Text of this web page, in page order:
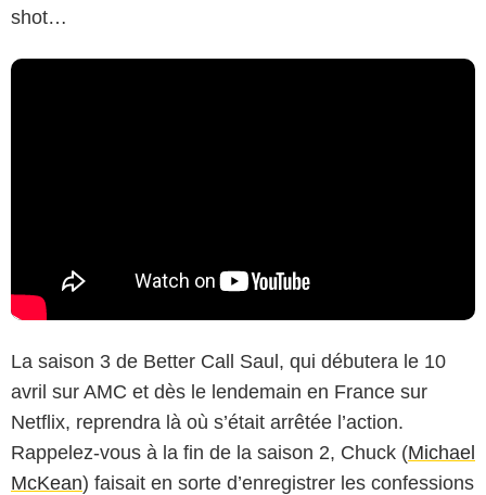
shot…
La saison 3 de Better Call Saul, qui débutera le 10
avril sur AMC et dès le lendemain en France sur
Netflix, reprendra là où s’était arrêtée l’action.
Rappelez-vous à la fin de la saison 2, Chuck (Michael
McKean) faisait en sorte d’enregistrer les confessions